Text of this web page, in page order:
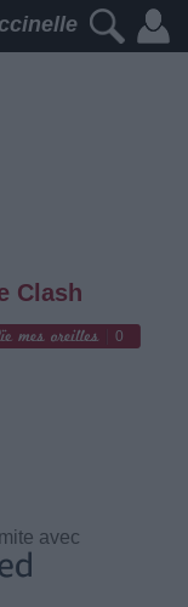
Clash
0
avec